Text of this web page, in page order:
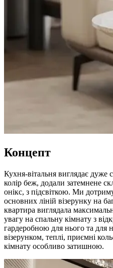
Концепт
Кухня-вітальня виглядає дуже
колір беж, додали затемнене
онікс, з підсвіткою. Ми
основних ліній візерунку на
квартира виглядала
увагу на спальну кімнату з
гардеробною для нього та для
візерунком, теплі, приємні
кімнату особливо затишною.